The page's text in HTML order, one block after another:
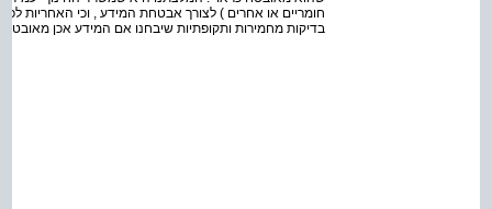
חומריים או אחרים ) לצורך אבטחת המידע , וכי האחריות
בדיקות מחמירות ותקופתיות שיבחנו אם המידע אכן מאובטח